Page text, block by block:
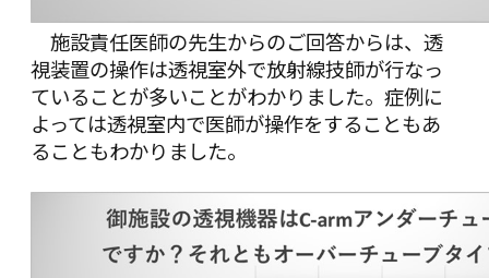
施設責任医師の先生からのご回答からは、透
視装置の操作は透視室外で放射線技師が行なっ
ていることが多いことがわかりました。症例に
よっては透視室内で医師が操作をすることもあ
ることもわかりました。